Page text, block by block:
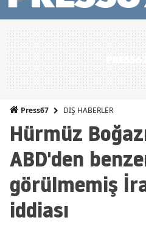
Press67 DIŞ HABERLER
Hürmüz
ABD'den
görülmemiş
iddiası